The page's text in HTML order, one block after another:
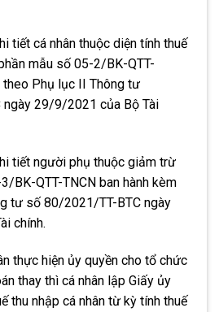
tiết cá nhân thuộc diện tính thuế
mẫu số 05-2/BK-QTT-
theo Phụ lục II Thông tư
29/9/2021 của Bộ Tài
tiết người phụ thuộc giảm trừ
BK-QTT-TNCN ban hành kèm
tư số 80/2021/TT-BTC ngày
chính.
thực hiện ủy quyền cho tổ chức
thay thì cá nhân lập Giấy ủy
thu nhập cá nhân từ kỳ tính thuế